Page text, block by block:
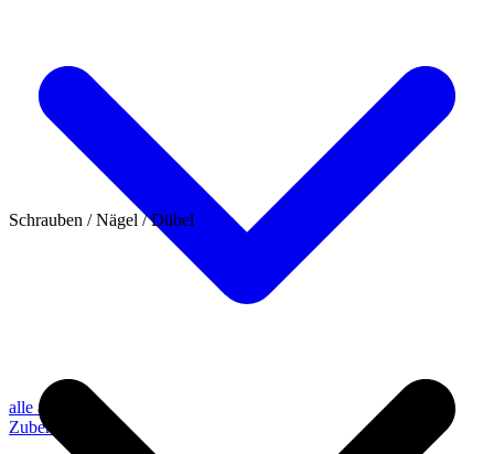
alle anzeigen
Zubehör
Schrauben / Nägel / Dübel